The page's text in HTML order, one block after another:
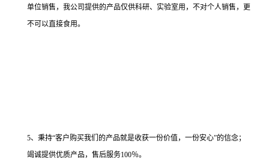
单位销售，我公司提供的产品仅供科研、实验室用，不对个人销售，更
不可以直接食用。
5、秉持“客户购买我们的产品就是收获一份价值，一份安心”的信念；
竭诚提供优质产品，售后服务100％。